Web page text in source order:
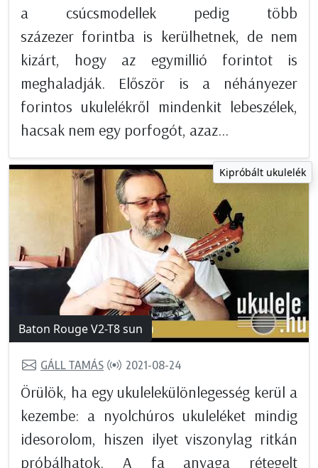
a csúcsmodellek pedig több
százezer forintba is kerülhetnek, de nem
kizárt, hogy az egymillió forintot is
meghaladják. Először is a néhányezer
forintos ukulelékről mindenkit lebeszélek,
hacsak nem egy porfogót, azaz...
Kipróbált ukulelék
Baton Rouge V2-T8 sun
GÁLL TAMÁS 2021-08-24
Örülök, ha egy ukulelekülönlegesség kerül a
kezembe: a nyolchúros ukuleléket mindig
idesorolom, hiszen ilyet viszonylag ritkán
próbálhatok. A fa anyaga rétegelt